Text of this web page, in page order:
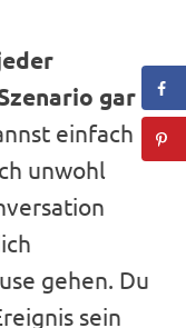
gar
einfach
unwohl
gehen. Du
sein